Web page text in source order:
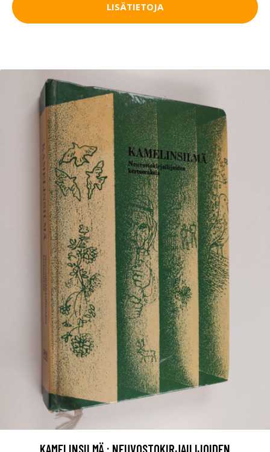
LISÄTIETOJA
KAMELINSILMÄ : NEUVOSTOKIRJAILIJOIDEN